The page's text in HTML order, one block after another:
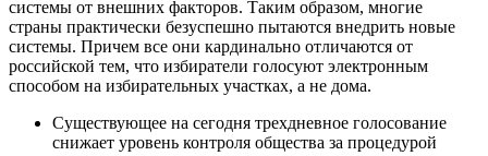
системы от внешних факторов. Таким образом, многие
страны практически безуспешно пытаются внедрить новые
системы. Причем все они кардинально отличаются от
российской тем, что избиратели голосуют электронным
способом на избирательных участках, а не дома.
Существующее на сегодня трехдневное голосование
снижает уровень контроля общества за процедурой